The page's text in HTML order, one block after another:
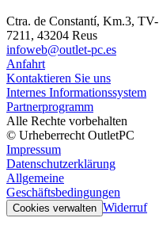
Ctra. de Constantí, Km.3, TV-
7211, 43204 Reus
infoweb@outlet-pc.es
Anfahrt
Kontaktieren Sie uns
Internes Informationssystem
Partnerprogramm
Alle Rechte vorbehalten
© Urheberrecht OutletPC
Impressum
Datenschutzerklärung
Allgemeine
Geschäftsbedingungen
Cookies verwalten Widerruf